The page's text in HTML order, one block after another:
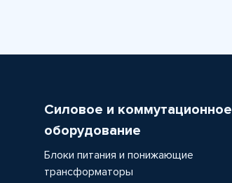
Силовое и коммутационное
оборудование
Блоки питания и понижающие
трансформаторы